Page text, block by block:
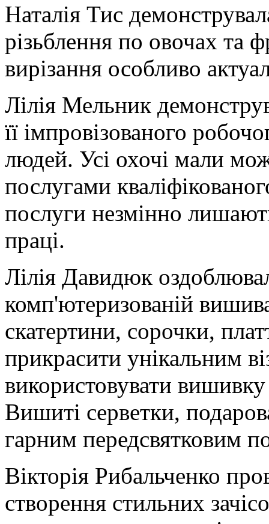
Наталія Тис
різьблення по овочах та
вирізання особливо
Лілія Мельник
її імпровізованого
людей. Усі охочі мали
послугами
послуги незмінно
праці.
Лілія Давидюк
комп'ютеризованій
скатертини, сорочки,
прикрасити унікальним
використовувати
Вишиті серветки,
гарним передсвятковим
Вікторія Рибальченко
створення стильних